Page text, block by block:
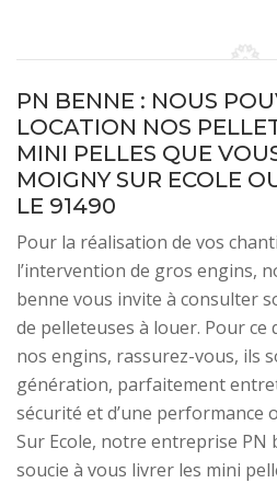
PN BENNE : NOUS
LOCATION NOS
MINI PELLES QUE
MOIGNY SUR ECOLE
LE 91490
Pour la réalisation de vos
l’intervention de gros engins,
benne vous invite à consulter
de pelleteuses à louer. Pour ce
nos engins, rassurez-vous, ils
génération, parfaitement
sécurité et d’une performance
Sur Ecole, notre entreprise PN
soucie à vous livrer les mini